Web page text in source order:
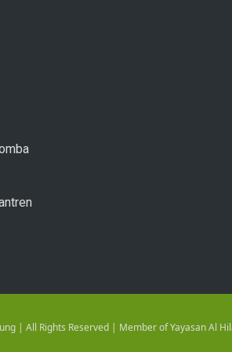
| All Rights Reserved | Member of Yayasan Al